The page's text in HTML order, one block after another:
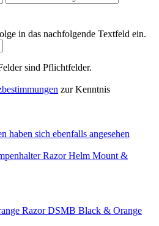
in das nachfolgende Textfeld ein.
sind Pflichtfelder.
zur Kenntnis
haben sich ebenfalls angesehen
Razor Helm Mount &
Razor DSMB Black & Orange